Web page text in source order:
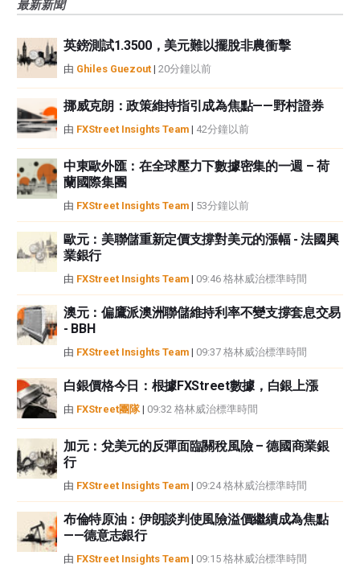
觀點，並不代表FXStreet或其廣告商的官方政策或立場。作者不對本頁連結的
如果文章正文中沒有明確提到，在撰寫本文時，作者在本文中提到的任何股票
中都沒有頭寸，也沒有與文中提到的任何公司有業務關係。除了FXStreet，作
者沒有收到撰寫這篇文章的報酬。
FXStreet和作者不提供個性化的建議。作者對該資訊的準確性、完整性或適用
性不作任何陳述。FXStreet和作者將不承擔任何錯誤，遺漏或任何損失，傷害
或損害由此資訊及其顯示或使用引起的。錯誤和遺漏除外。本文作者和
FXStreet並非註冊投資顧問，本文內容無意提供任何投資建議。
最新新聞
英鎊測試1.3500，美元難以擺脫非農衝擊
由 Ghiles Guezout | 20分鐘以前
挪威克朗：政策維持指引成為焦點——野村證券
由 FXStreet Insights Team | 42分鐘以前
中東歐外匯：在全球壓力下數據密集的一週 – 荷
蘭國際集團
由 FXStreet Insights Team | 53分鐘以前
歐元：美聯儲重新定價支撐對美元的漲幅 - 法國興
業銀行
由 FXStreet Insights Team | 09:46 格林威治標準時間
澳元：偏鷹派澳洲聯儲維持利率不變支撐套息交易
- BBH
由 FXStreet Insights Team | 09:37 格林威治標準時間
白銀價格今日：根據FXStreet數據，白銀上漲
由 FXStreet團隊| 09:32 格林威治標準時間
加元：兌美元的反彈面臨關稅風險 – 德國商業銀
行
由 FXStreet Insights Team | 09:24 格林威治標準時間
布倫特原油：伊朗談判使風險溢價繼續成為焦點
——德意志銀行
由 FXStreet Insights Team | 09:15 格林威治標準時間